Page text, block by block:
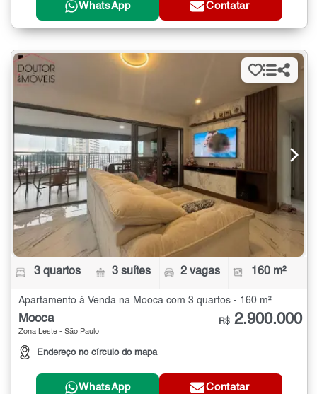
WhatsApp Contatar
3 quartos 3 suítes 2 vagas 160 m²
Apartamento à Venda na Mooca com 3 quartos - 160 m²
Mooca
Zona Leste - São Paulo
Endereço no círculo do mapa
R$ 2.900.000
WhatsApp Contatar